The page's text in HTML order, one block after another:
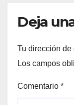
Deja
Tu dirección de
Los campos
Comentario *